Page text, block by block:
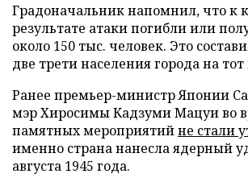
Градоначальник напомнил, что к
результате атаки погибли или
около 150 тыс. человек. Это
две трети населения города на
Ранее премьер-министр Японии
мэр Хиросимы Кадзуми Мацуи во
памятных мероприятийне стали
именно страна нанесла ядерный
августа 1945 года.